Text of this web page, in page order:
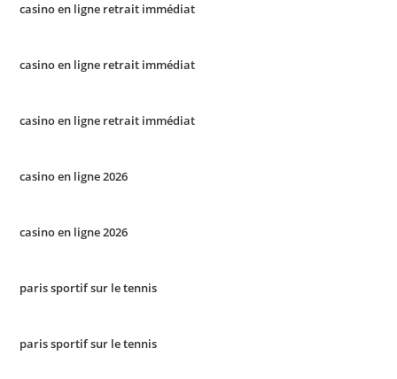
casino en ligne retrait immédiat
casino en ligne retrait immédiat
casino en ligne retrait immédiat
casino en ligne 2026
casino en ligne 2026
paris sportif sur le tennis
paris sportif sur le tennis